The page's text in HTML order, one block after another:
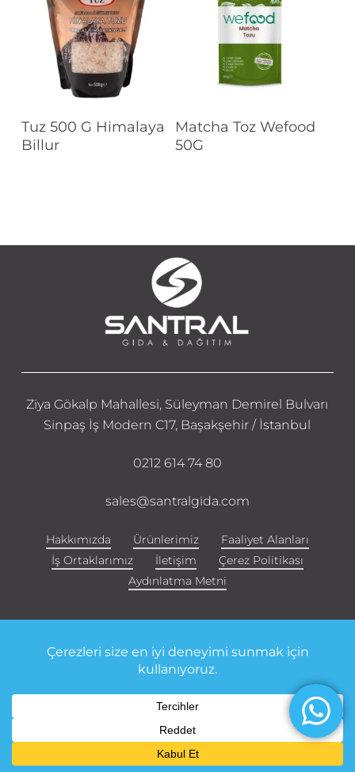
Devamını Oku
Tuz 500 G Himalaya
Billur
Devamını Oku
Matcha Toz Wefood
50G
Ziya Gökalp Mahallesi, Süleyman Demirel Bulvarı
Sinpaş İş Modern C17, Başakşehir / İstanbul
0212 614 74 80
sales@santralgida.com
Hakkımızda Ürünlerimiz
Faaliyet Alanları
İş Ortaklarımız
İletişim
Çerez Politikası
Aydınlatma Metni